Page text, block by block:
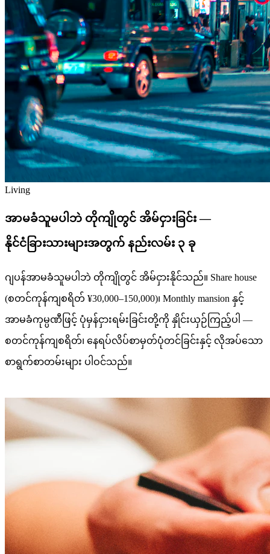
Living
အာမခံသူမပါဘဲ တိုကျိုတွင် အိမ်ငှားခြင်း —
နိုင်ငံခြားသားများအတွက် နည်းလမ်း ၃ ခု
ဂျပန်အာမခံသူမပါဘဲ တိုကျိုတွင် အိမ်ငှားနိုင်သည်။ Share house
(စတင်ကုန်ကျစရိတ် ¥30,000–150,000)၊ Monthly mansion နှင့်
အာမခံကုမ္ပဏီဖြင့် ပုံမှန်ငှားရမ်းခြင်းတို့ကို နှိုင်းယှဉ်ကြည့်ပါ —
စတင်ကုန်ကျစရိတ်၊ နေရပ်လိပ်စာမှတ်ပုံတင်ခြင်းနှင့် လိုအပ်သော
စာရွက်စာတမ်းများ ပါဝင်သည်။